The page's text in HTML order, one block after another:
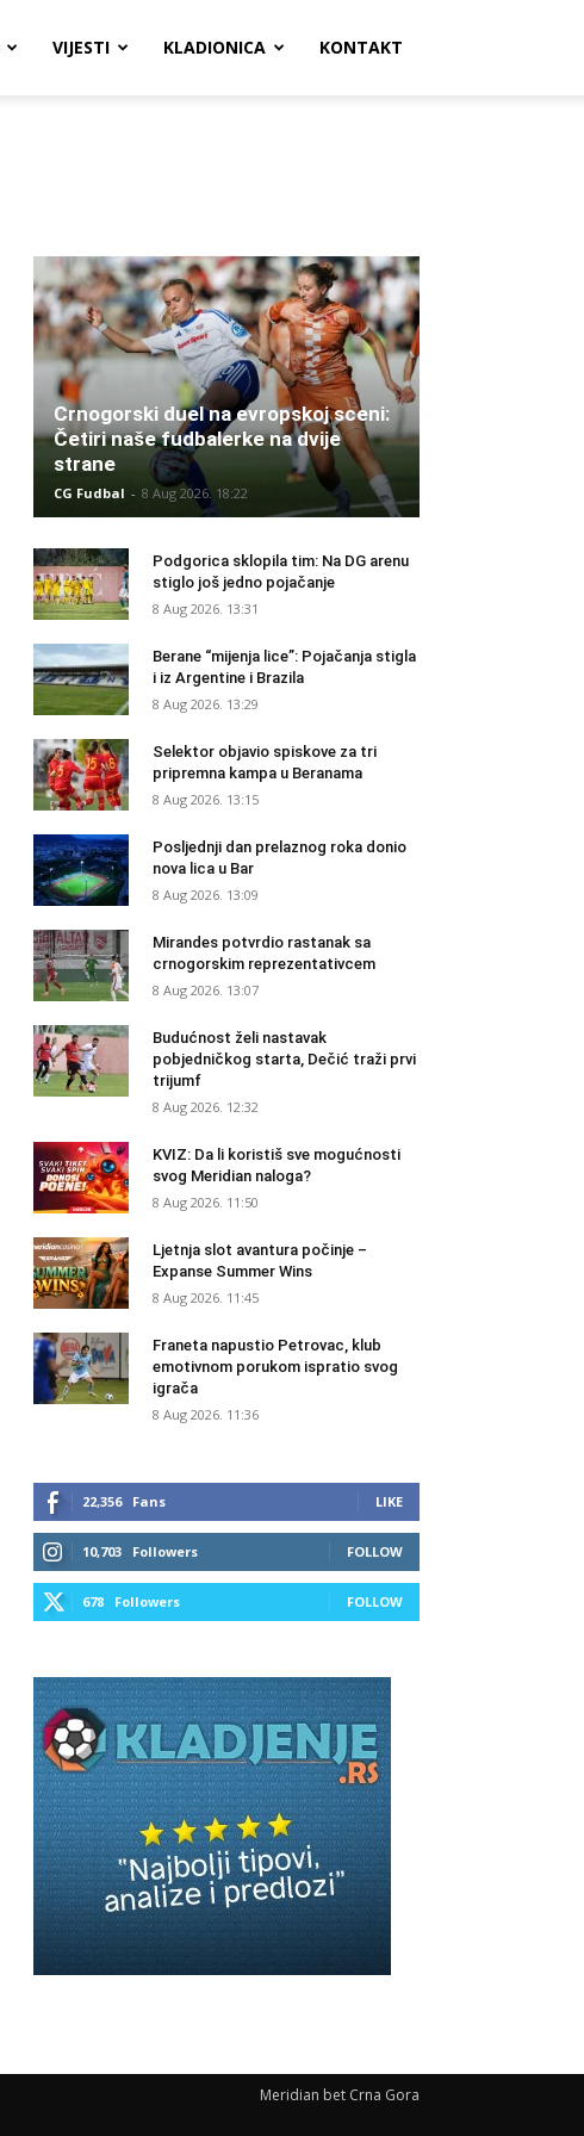
VIJESTI KLADIONICA KONTAKT
Crnogorski duel na evropskoj sceni:
Četiri naše fudbalerke na dvije
strane
CG Fudbal - 8 Aug 2026. 18:22
Podgorica sklopila tim: Na DG arenu
stiglo još jedno pojačanje
8 Aug 2026. 13:31
Berane “mijenja lice”: Pojačanja stigla
i iz Argentine i Brazila
8 Aug 2026. 13:29
Selektor objavio spiskove za tri
pripremna kampa u Beranama
8 Aug 2026. 13:15
Posljednji dan prelaznog roka donio
nova lica u Bar
8 Aug 2026. 13:09
Mirandes potvrdio rastanak sa
crnogorskim reprezentativcem
8 Aug 2026. 13:07
Budućnost želi nastavak
pobjedničkog starta, Dečić traži prvi
trijumf
8 Aug 2026. 12:32
KVIZ: Da li koristiš sve mogućnosti
svog Meridian naloga?
8 Aug 2026. 11:50
Ljetnja slot avantura počinje –
Expanse Summer Wins
8 Aug 2026. 11:45
Franeta napustio Petrovac, klub
emotivnom porukom ispratio svog
igrača
8 Aug 2026. 11:36
22,356 Fans LIKE
10,703 Followers FOLLOW
678 Followers FOLLOW
Meridian bet Crna Gora